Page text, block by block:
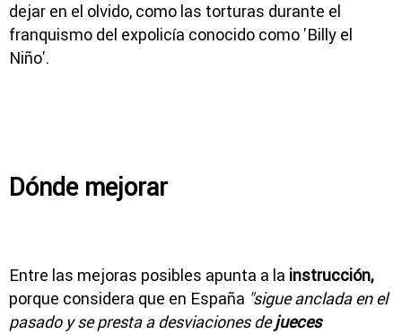
dejar en el olvido, como las torturas durante el
franquismo del expolicía conocido como 'Billy el
Niño'.
Dónde mejorar
Entre las mejoras posibles apunta a la instrucción,
porque considera que en España "sigue anclada en el
pasado y se presta a desviaciones dejueces